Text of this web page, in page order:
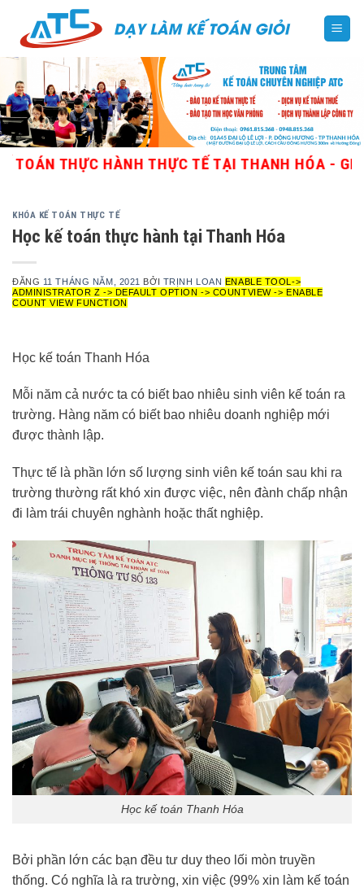
content
THỰC HÀNH THỰC TẾ TẠI THANH HÓA - GIÁO
KHÓA KẾ TOÁN THỰC TẾ
Học kế toán thực hành tại Thanh Hóa
ĐĂNG 11 THÁNG NĂM, 2021 BỞI TRỊNH LOAN ENABLE TOOL->
ADMINISTRATOR Z -> DEFAULT OPTION -> COUNTVIEW -> ENABLE
COUNT VIEW FUNCTION
Học kế toán Thanh Hóa
Mỗi năm cả nước ta có biết bao nhiêu sinh viên kế toán ra
trường. Hàng năm có biết bao nhiêu doanh nghiệp mới
được thành lập.
Thực tế là phần lớn số lượng sinh viên kế toán sau khi ra
trường thường rất khó xin được việc, nên đành chấp nhận
đi làm trái chuyên nghành hoặc thất nghiệp.
Học kế toán Thanh Hóa
Bởi phần lớn các bạn đều tư duy theo lối mòn truyền
thống. Có nghĩa là ra trường, xin việc (99% xin làm kế toán